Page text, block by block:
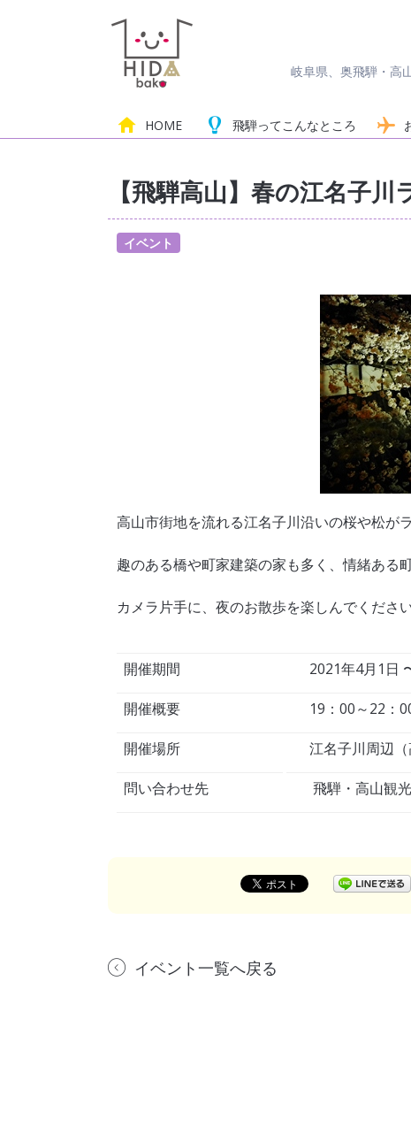
岐阜県、奥飛騨・高
HOME 飛騨ってこんなところ
【飛騨高山】春の江名子
イベント
高山市街地を流れる江名子川沿いの桜や松が
趣のある橋や町家建築の家も多く、情緒ある
カメラ片手に、夜のお散歩を楽しんでください
開催期間 2021年4月1日
開催概要 19：00～22：
開催場所 江名子川周辺（
問い合わせ先 飛騨・高山観
イベント一覧へ戻る